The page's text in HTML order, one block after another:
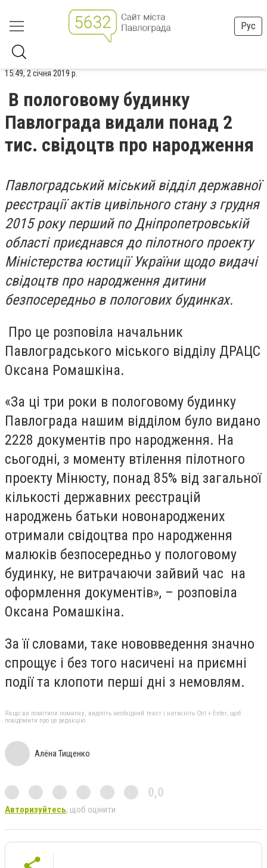
Рус
15:49, 2 січня 2019 р.
В пологовому будинку
Павлограда видали понад 2
тис. свідоцтв про народження
Павлоградський міський відділ державної
реєстрації актів цивільного стану з грудня
2015 року перший по Дніпропетровській
області приєднався до пілотного проекту
Міністерства юстиції України щодо видачі
свідоцтв про народження дитини
безпосередньо в пологових будинках.
Про це розповіла начальник
Павлоградського міського відділу ДРАЦС
Оксана Ромашкіна.
«За ці три роки в пологовому будинку
Павлограда нашим відділом було видано
2228 документів про народження. На
сьогодні, з моменту втілення пілотного
проекту Мінюсту, понад 85% від загальної
кількості державних реєстрацій
народжень батьки новонароджених
отримали свідоцтва про народження
малюків безпосередньо у пологовому
будинку, не витрачаючи зайвий час на
оформлення документів», – розповіла
Оксана Ромашкіна.
За її словами, таке нововведення значно
спрощує і без того насичені на приємні
події та клопоти перші дні з немовлям.
Якщо ви помітили помилку, виділіть необхідний текст і натисніть Ctrl + Enter, щоб
повідомити про це редакцію
Алёна Тищенко
0,0
Авторизуйтесь, щоб оцінити